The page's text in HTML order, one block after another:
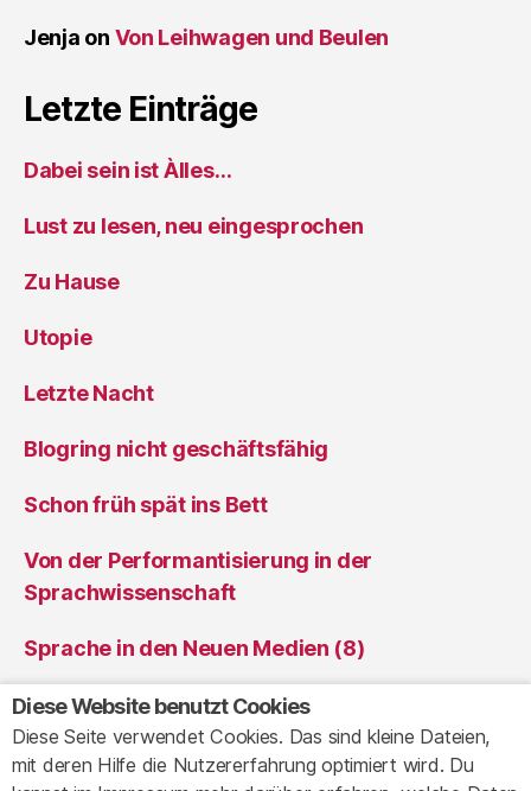
Jenja on Von Leihwagen und Beulen
Letzte Einträge
Dabei sein ist Àlles…
Lust zu lesen, neu eingesprochen
Zu Hause
Utopie
Letzte Nacht
Blogring nicht geschäftsfähig
Schon früh spät ins Bett
Von der Performantisierung in der
Sprachwissenschaft
Sprache in den Neuen Medien (8)
Sprache in den Neuen Medien (7)
Diese Website benutzt Cookies
Diese Seite verwendet Cookies. Das sind kleine Dateien,
mit deren Hilfe die Nutzererfahrung optimiert wird. Du